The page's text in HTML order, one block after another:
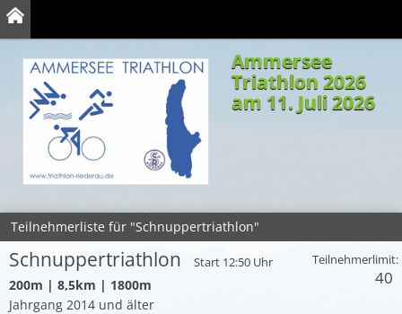
Ammersee
Triathlon 2026
am 11. Juli 2026
Teilnehmerliste für "Schnuppertriathlon"
Schnuppertriathlon Start 12:50 Uhr
200m | 8,5km | 1800m
Jahrgang 2014 und älter
Teilnehmerlimit:
40